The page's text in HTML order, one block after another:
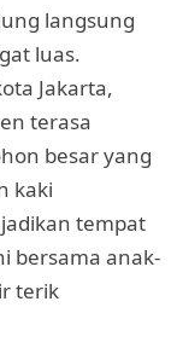
langsung
luas.
Jakarta,
terasa
besar yang
kaki
tempat
bersama anak-
terik